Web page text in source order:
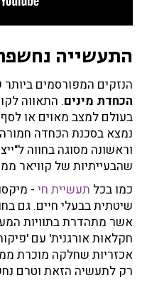
התעשייה
הנזקים המפורסמים
הכחדת מינים. התאווה
בעולם למצב מאוים או
נמצא בסכנת הכחדה
וראשונה מסוגה בחווה
שהבעייתיות של קוויאר
כמו בכל תעשיית חי -
שיטתית בבעלי חיים. גם
אשר מתהדרת בתוויות
חקלאות אורגנית' עם
אכזריות שחלקה מוכרת
רק לתעשיה הזאת וטרם